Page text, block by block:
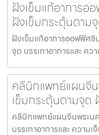
ฝังเข็มแก้อาการอ
ฝังเข็มกระตุ้นตาม
ฝังเข็มแก้อาการออฟฟิศซิ
จุด บรรเทาอาการและ ค
คลีนิกแพทย์แผนจี
เข็มกระตุ้นตามจุด
คลีนิกแพทย์แผนจีนพระน
บรรเทาอาการและ ควา